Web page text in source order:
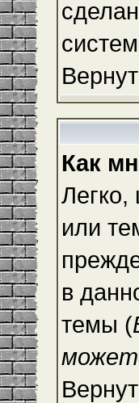
Как
Легко,
или
в
темы (